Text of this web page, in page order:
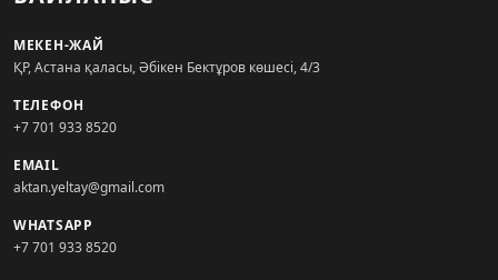
МЕКЕН-ЖАЙ
ҚР, Астана қаласы, Әбікен Бектұров көшесі, 4/3
ТЕЛЕФОН
+7 701 933 8520
EMAIL
aktan.yeltay@gmail.com
WHATSAPP
+7 701 933 8520